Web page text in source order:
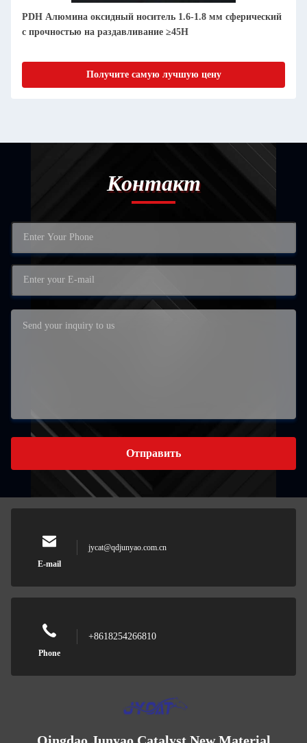
PDH Алюмина оксидный носитель 1.6-1.8 мм сферический
с прочностью на раздавливание ≥45Н
Получите самую лучшую цену
Контакт
Отправить
E-mail
jycat@qdjunyao.com.cn
Phone
+8618254266810